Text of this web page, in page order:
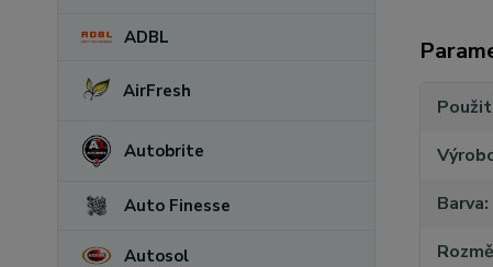
ADBL
AirFresh
Autobrite
Auto Finesse
Autosol
Barva